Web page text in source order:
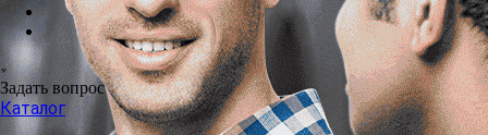
Задать вопрос
Каталог